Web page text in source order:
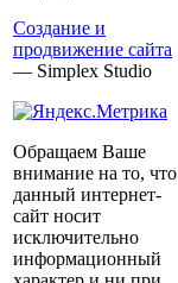
Создание и
продвижение сайта
— Simplex Studio
Обращаем Ваше
внимание на то, что
данный интернет-
сайт носит
исключительно
информационный